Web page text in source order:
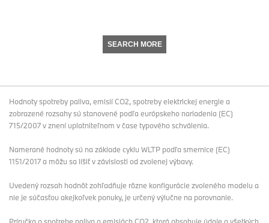
SEARCH MORE
Hodnoty spotreby paliva, emisií CO2, spotreby elektrickej energie a
zobrazené rozsahy sú stanovené podľa európskeho nariadenia (EC)
715/2007 v znení uplatniteľnom v čase typového schválenia.
Namerané hodnoty sú na základe cyklu WLTP podľa smernice (EC)
1151/2017 a môžu sa líšiť v závislosti od zvolenej výbavy.
Uvedený rozsah hodnôt zohľadňuje rôzne konfigurácie zvoleného modelu a
nie je súčasťou akejkoľvek ponuky, je určený výlučne na porovnanie.